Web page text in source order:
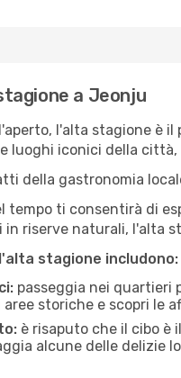
a Jeonju
l'alta stagione è
luoghi iconici della
della gastronomia
tempo ti consentirà di
riserve naturali, l'alta
stagione includono:
passeggia nei quartieri
aree storiche e scopri
è risaputo che il cibo è
alcune delle delizie